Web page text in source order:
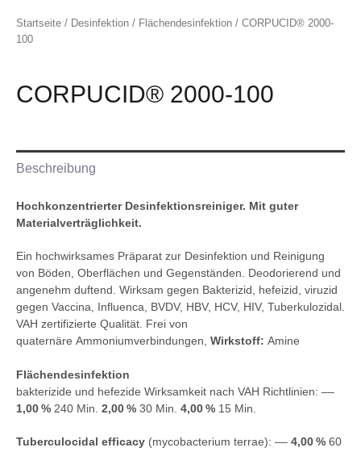
Startseite / Desinfektion / Flächendesinfektion / CORPUCID® 2000-
100
CORPUCID® 2000-100
Beschreibung
Hochkonzentrierter Desinfektionsreiniger. Mit guter
Materialverträglichkeit.
Ein hochwirksames Präparat zur Desinfektion und Reinigung
von Böden, Oberflächen und Gegenständen. Deodorierend und
angenehm duftend. Wirksam gegen Bakterizid, hefeizid, viruzid
gegen Vaccina, Influenca, BVDV, HBV, HCV, HIV, Tuberkulozidal.
VAH zertifizierte Qualität. Frei von
quaternäre Ammoniumverbindungen, Wirkstoff: Amine
Flächendesinfektion
bakterizide und hefezide Wirksamkeit nach VAH Richtlinien: ––
1,00 % 240 Min. 2,00 % 30 Min. 4,00 % 15 Min.
Tuberculocidal efficacy (mycobacterium terrae): –– 4,00 % 60